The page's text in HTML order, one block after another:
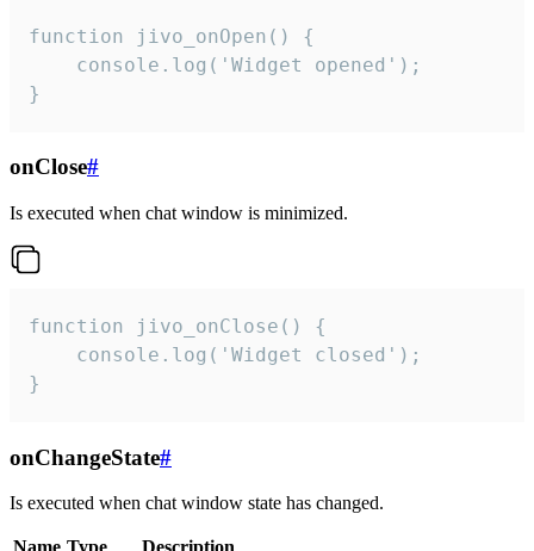
function jivo_onOpen() {
    console.log('Widget opened');
}
onClose#
Is executed when chat window is minimized.
function jivo_onClose() {
    console.log('Widget closed');
}
onChangeState#
Is executed when chat window state has changed.